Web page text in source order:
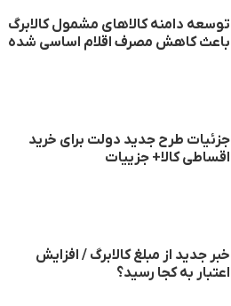
توسعه دامنه کالاهای مشمول کالابرگ
باعث کاهش مصرف اقلام اساسی شده
جزئیات طرح جدید دولت برای خرید
اقساطی کالا+ جزییات
خبر جدید از مبلغ کالابرگ / افزایش
اعتبار به کجا رسید؟